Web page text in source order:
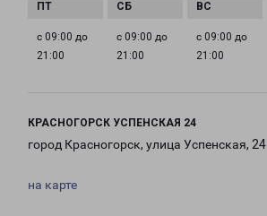
с 09:00 до
21:00
с 09:00 до
21:00
с 09:00 до
21:00
КРАСНОГОРСК УСПЕНСКАЯ 24
город Красногорск, улица Успенская, 24
на карте